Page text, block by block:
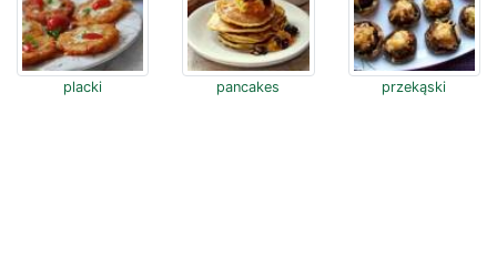
placki pancakes przekąski